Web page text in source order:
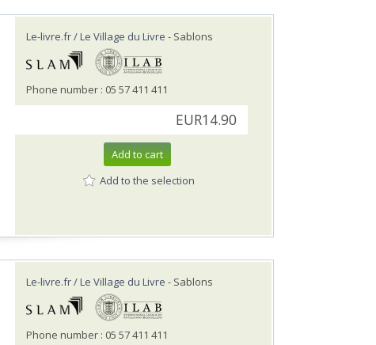
Le-livre.fr / Le Village du Livre - Sablons
Phone number : 05 57 411 411
EUR14.90
Add to cart
Add to the selection
Le-livre.fr / Le Village du Livre - Sablons
Phone number : 05 57 411 411